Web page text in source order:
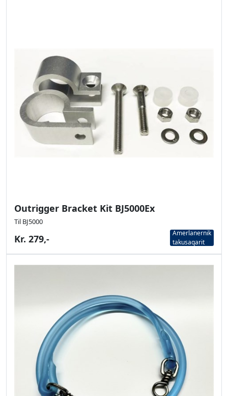
Outrigger Bracket Kit BJ5000Ex
Til BJ5000
Kr. 279,-
Amerlanernik
takusaqarit